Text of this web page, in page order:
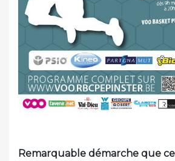
Remarquable démarche que